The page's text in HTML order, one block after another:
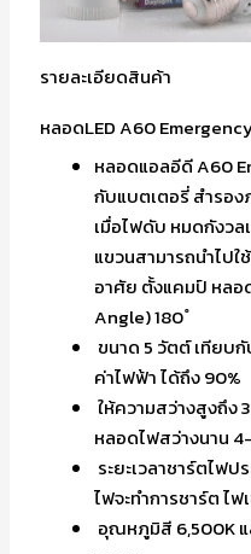
รายละเอียดสินค้า
หลอดLED A60
หลอดแอลอีดี A60
กับแบตเตอรี่ สำรอง
เมื่อไฟดับ หมดกังว
แขวนสามารถนำไปใ
อาศัย ตั้งแคมป์ หลอ
Angle) 180 ํ
ขนาด 5 วัตต์ เทียบ
ค่าไฟฟ้า ได้ถึง 90%
ให้ความสว่างสูงถึง
หลอดไฟสว่างนาน
ระยะเวลาชาร์ตไฟ
ไฟจะทำการชาร์ต ไ
อุณหภูมิสี 6,500K แ